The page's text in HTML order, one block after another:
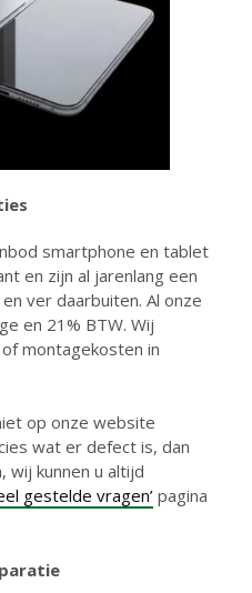
smartphone en tablet
en zijn al jarenlang een
ver daarbuiten. Al onze
en 21% BTW. Wij
montagekosten in
op onze website
wat er defect is, dan
wij kunnen u altijd
gestelde vragen’ pagina